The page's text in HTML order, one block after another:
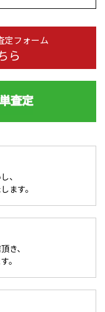
定フォーム
ら
、
ます。
き、
。